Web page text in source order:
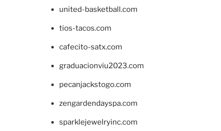
united-basketball.com
tios-tacos.com
cafecito-satx.com
graduacionviu2023.com
pecanjackstogo.com
zengardendayspa.com
sparklejewelryinc.com